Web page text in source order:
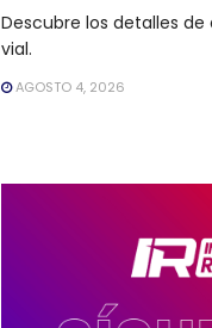
Descubre los detalles
vial.
AGOSTO 4, 2026